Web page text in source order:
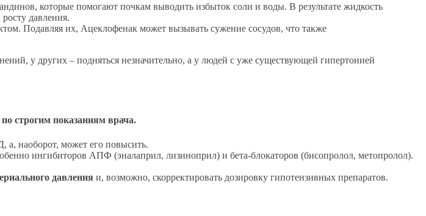
которые помогают почкам выводить избыток соли и воды. В результате жидкость
давления.
Подавляя их, Ацеклофенак может вызывать сужение сосудов, что также
у других – подняться незначительно, а у людей с уже существующей гипертонией
строгим показаниям врача.
а, наоборот, может его повысить.
ингибиторов АПФ (эналаприл, лизиноприл) и бета-блокаторов (бисопролол, метопролол).
давления и, возможно, скорректировать дозировку гипотензивных препаратов.